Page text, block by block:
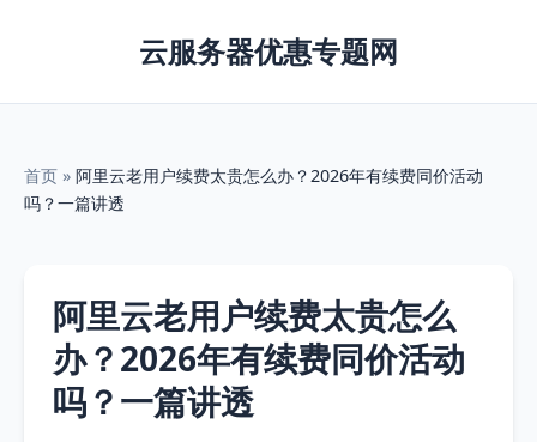
云服务器优惠专题网
首页 » 阿里云老用户续费太贵怎么办？2026年有续费同价活动
吗？一篇讲透
阿里云老用户续费太贵怎么
办？2026年有续费同价活动
吗？一篇讲透